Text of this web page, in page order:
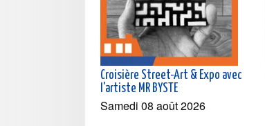
Croisière Street-Art & Expo avec
l'artiste MR BYSTE
Samedi 08 août 2026